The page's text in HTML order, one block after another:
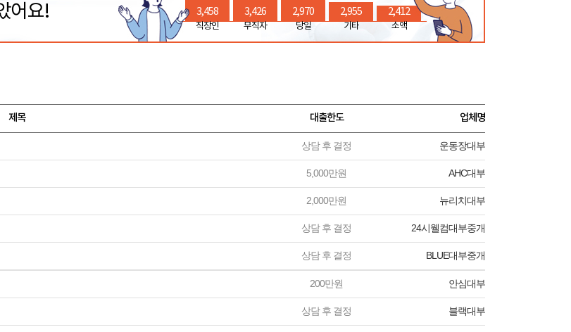
어요! 3,458
직장인
3,426
무직자
2,970
당일
2,955
기타
2,412
소액
제목 대출한도 업체명
상담 후 결정 운동장대부
5,000만원 AHC대부
2,000만원 뉴리치대부
상담 후 결정 24시웰컴대부중개
상담 후 결정 BLUE대부중개
200만원 안심대부
상담 후 결정 블랙대부